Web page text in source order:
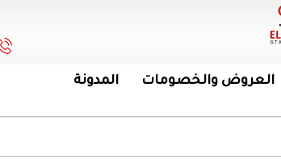
العروض والخصومات المدونة